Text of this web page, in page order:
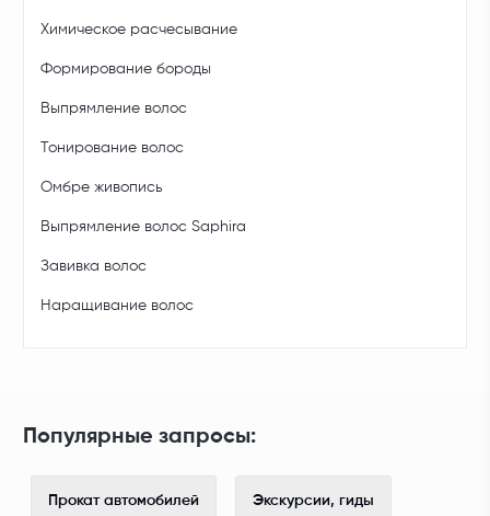
Химическое расчесывание
Формирование бороды
Выпрямление волос
Тонирование волос
Омбре живопись
Выпрямление волос Saphira
Завивка волос
Наращивание волос
Популярные запросы:
Прокат автомобилей Экскурсии, гиды